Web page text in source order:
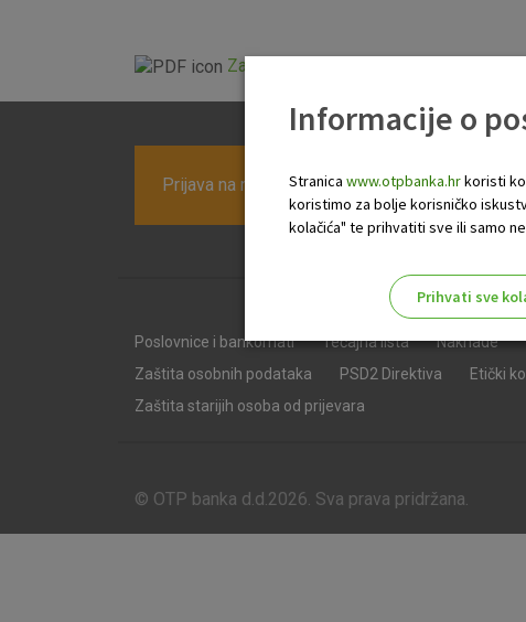
Zahtjev za ugovaranje usluge SMS info
Prijava na newsletter OTP banke
Poslovnice i bankomati Tečajna lista Naknade
Zaštita osobnih podataka
PSD2 Direktiva Etički
Zaštita starijih osoba od prijevara
© OTP banka d.d.2026. Sva prava pridržana.
Informacije o
Stranica www.otpbanka.hrkoristi
koristimo za bolje korisničko
kolačića" te prihvatiti sve ili samo
Prihvati sve